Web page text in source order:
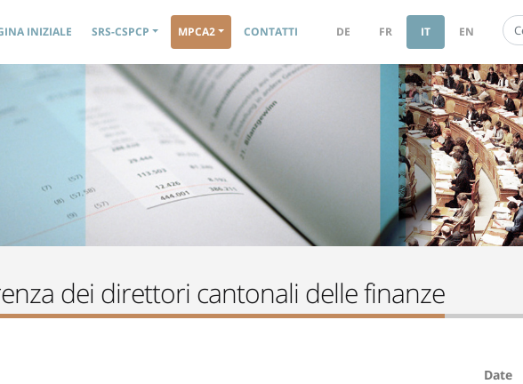
principale
INIZIALE SRS-CSPCP MPCA2 CONTATTI DE FR IT EN
dei direttori cantonali delle finanze
Date